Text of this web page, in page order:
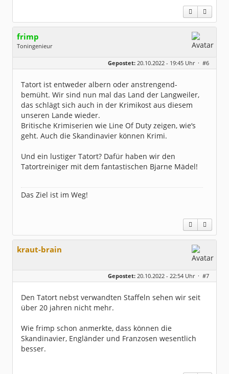
frimp
Toningenieur
Alter:
65
Dabei seit:
02 / 2012
Gepostet: 20.10.2022 - 19:45 Uhr · #6
Tatort ist entweder albern oder anstrengend-
bemüht. Wir sind nun mal das Land der Langweiler,
das schlägt sich auch in der Krimikost aus diesem
unseren Lande wieder.
Britische Krimiserien wie Line Of Duty zeigen, wie‘s
geht. Auch die Skandinavier können Krimi.
Und ein lustiger Tatort? Dafür haben wir den
Tatortreiniger mit dem fantastischen Bjarne Mädel!
Das Ziel ist im Weg!
kraut-brain
Gepostet: 20.10.2022 - 22:54 Uhr · #7
Den Tatort nebst verwandten Staffeln sehen wir seit
über 20 jahren nicht mehr.
Wie frimp schon anmerkte, dass können die
Skandinavier, Engländer und Franzosen wesentlich
besser.